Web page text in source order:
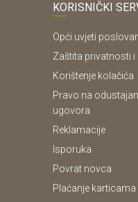
KORISNIČKI
Opći uvjeti
Zaštita privatnosti
Korištenje kolačića
Pravo na
ugovora
Reklamacije
Isporuka
Povrat novca
Plaćanje karticama